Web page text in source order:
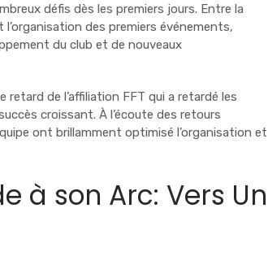
défis dès les premiers jours. Entre la
des premiers événements,
du club et de nouveaux
de l’affiliation FFT qui a retardé les
croissant. À l’écoute des retours
ont brillamment optimisé l’organisation et
à son Arc: Vers Un